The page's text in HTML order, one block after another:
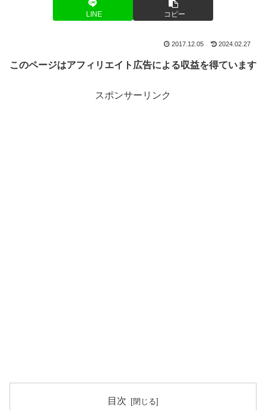
LINE コピー
2017.12.05 2024.02.27
このページはアフィリエイト広告による収益を得ています
スポンサーリンク
目次